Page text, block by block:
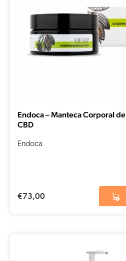
Endoca – Manteca Corporal de
CBD
Endoca
€73,00